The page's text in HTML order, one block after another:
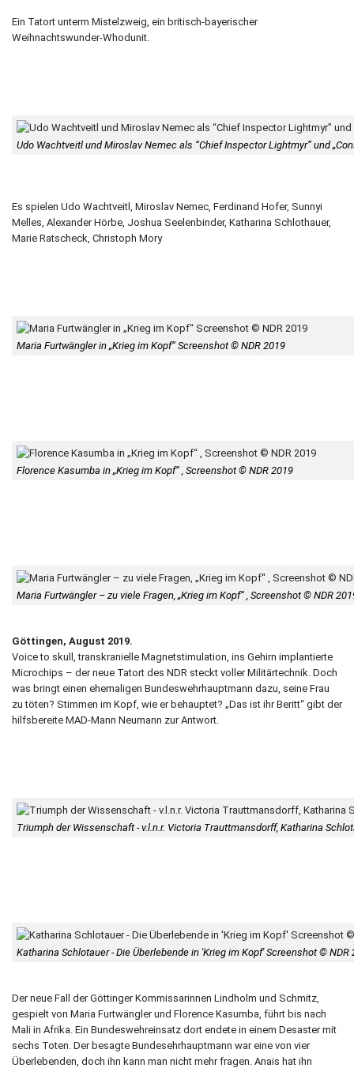
Ein Tatort unterm Mistelzweig, ein britisch-bayerischer
Weihnachtswunder-Whodunit.
Udo Wachtveitl und Miroslav Nemec als “Chief Inspector Lightmyr” und
Es spielen Udo Wachtveitl, Miroslav Nemec, Ferdinand Hofer, Sunnyi
Melles, Alexander Hörbe, Joshua Seelenbinder, Katharina Schlothauer,
Marie Ratscheck, Christoph Mory
Maria Furtwängler in „Krieg im Kopf“ Screenshot © NDR 2019
Florence Kasumba in „Krieg im Kopf“ , Screenshot © NDR 2019
Maria Furtwängler – zu viele Fragen, „Krieg im Kopf“ , Screenshot © NDR
Göttingen, August 2019.
Voice to skull, transkranielle Magnetstimulation, ins Gehirn implantierte
Microchips – der neue Tatort des NDR steckt voller Militärtechnik. Doch
was bringt einen ehemaligen Bundeswehrhauptmann dazu, seine Frau
zu töten? Stimmen im Kopf, wie er behauptet? „Das ist ihr Beritt“ gibt der
hilfsbereite MAD-Mann Neumann zur Antwort.
Triumph der Wissenschaft - v.l.n.r. Victoria Trauttmansdorff, Katharina
Katharina Schlotauer - Die Überlebende in 'Krieg im Kopf' Screenshot © NDR
Der neue Fall der Göttinger Kommissarinnen Lindholm und Schmitz,
gespielt von Maria Furtwängler und Florence Kasumba, führt bis nach
Mali in Afrika. Ein Bundeswehreinsatz dort endete in einem Desaster mit
sechs Toten. Der besagte Bundesehrhauptmann war eine von vier
Überlebenden, doch ihn kann man nicht mehr fragen. Anais hat ihn